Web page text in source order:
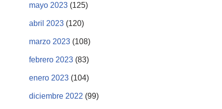
mayo 2023 (125)
abril 2023 (120)
marzo 2023 (108)
febrero 2023 (83)
enero 2023 (104)
diciembre 2022 (99)